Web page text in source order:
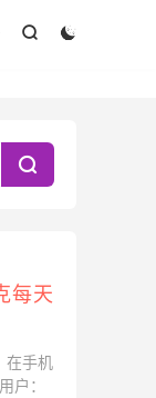



每天
在手机
户：